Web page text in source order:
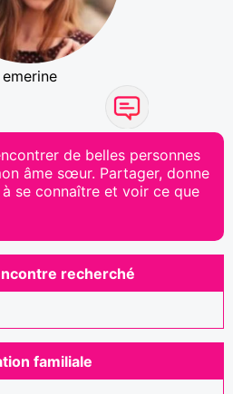
emerine
de belles personnes
âme sœur. Partager, donne
se connaître et voir ce que
recherché
familiale